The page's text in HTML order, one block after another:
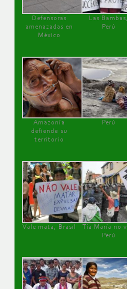
Defensoras
amenazadas en
México
Las Bambas,
Perú
Amazonía
defiende su
territorio
Perú
Vale mata, Brasil
Tía María no
Perú